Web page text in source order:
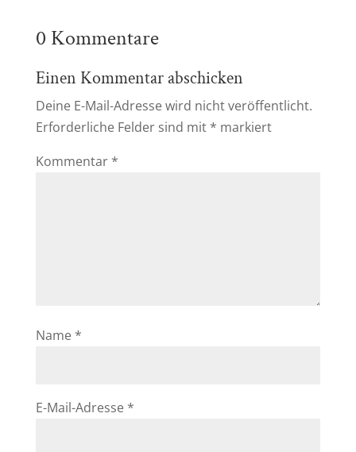
0 Kommentare
Einen Kommentar abschicken
Deine E-Mail-Adresse wird nicht veröffentlicht.
Erforderliche Felder sind mit * markiert
Kommentar *
Name *
E-Mail-Adresse *